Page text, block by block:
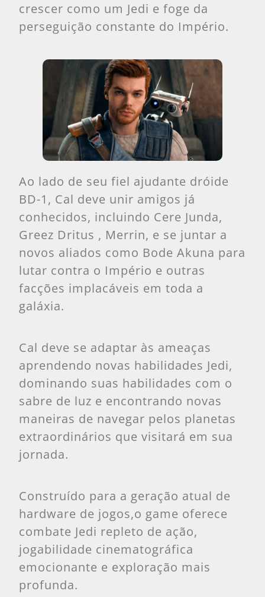
crescer como um Jedi e foge da
perseguição constante do Império.
Ao lado de seu fiel ajudante dróide
BD-1, Cal deve unir amigos já
conhecidos, incluindo Cere Junda,
Greez Dritus , Merrin, e se juntar a
novos aliados como Bode Akuna para
lutar contra o Império e outras
facções implacáveis em toda a
galáxia.
Cal deve se adaptar às ameaças
aprendendo novas habilidades Jedi,
dominando suas habilidades com o
sabre de luz e encontrando novas
maneiras de navegar pelos planetas
extraordinários que visitará em sua
jornada.
Construído para a geração atual de
hardware de jogos,o game oferece
combate Jedi repleto de ação,
jogabilidade cinematográfica
emocionante e exploração mais
profunda.